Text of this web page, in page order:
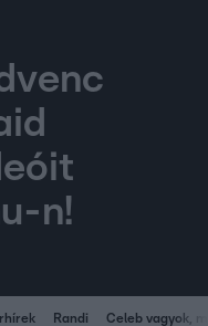
n!
Randi Celeb vagyok,